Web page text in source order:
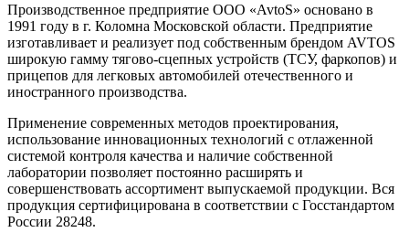
Производственное предприятие ООО «AvtoS» основано в
1991 году в г. Коломна Московской области. Предприятие
изготавливает и реализует под собственным брендом AVTOS
широкую гамму тягово-сцепных устройств (ТСУ, фаркопов) и
прицепов для легковых автомобилей отечественного и
иностранного производства.
Применение современных методов проектирования,
использование инновационных технологий с отлаженной
системой контроля качества и наличие собственной
лаборатории позволяет постоянно расширять и
совершенствовать ассортимент выпускаемой продукции. Вся
продукция сертифицирована в соответствии с Госстандартом
России 28248.